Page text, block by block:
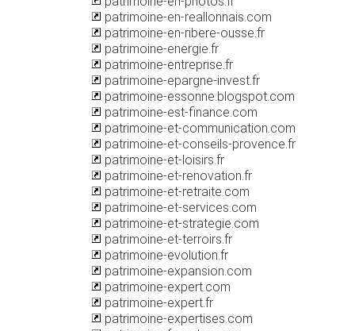
patrimoine-en-reallonnais.com
patrimoine-en-ribere-ousse.fr
patrimoine-energie.fr
patrimoine-entreprise.fr
patrimoine-epargne-invest.fr
patrimoine-essonne.blogspot.com
patrimoine-est-finance.com
patrimoine-et-communication.com
patrimoine-et-conseils-provence.fr
patrimoine-et-loisirs.fr
patrimoine-et-renovation.fr
patrimoine-et-retraite.com
patrimoine-et-services.com
patrimoine-et-strategie.com
patrimoine-et-terroirs.fr
patrimoine-evolution.fr
patrimoine-expansion.com
patrimoine-expert.com
patrimoine-expert.fr
patrimoine-expertises.com